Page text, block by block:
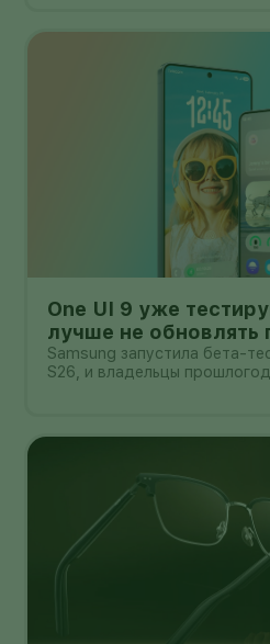
One UI 9 уже
лучше не обновлять
Samsung запустила бета-
S26, и владельцы